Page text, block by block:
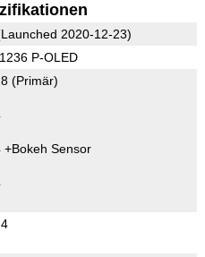
2020-12-23)
P-OLED
(Primär)
+Bokeh Sensor